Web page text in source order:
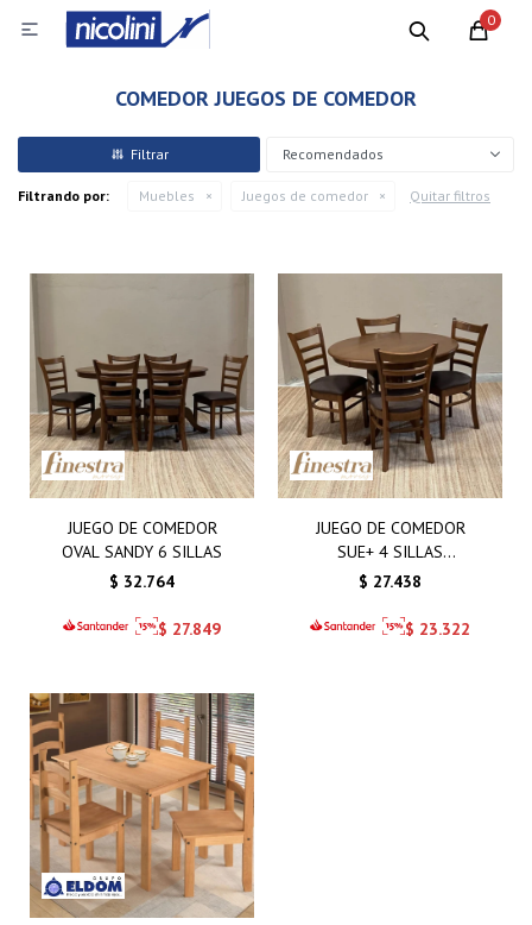
0

COMEDOR JUEGOS DE COMEDOR
Recomendados
Filtrando por: Muebles Juegos de comedor Quitar filtros
JUEGO DE COMEDOR
OVAL SANDY 6 SILLAS
$ 32.764
$ 27.849
JUEGO DE COMEDOR
SUE+ 4 SILLAS
TAPIZADAS
$ 27.438
$ 23.322